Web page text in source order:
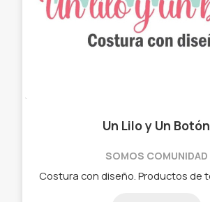
Un Lilo y Un Botón
SOMOS COMUNIDAD